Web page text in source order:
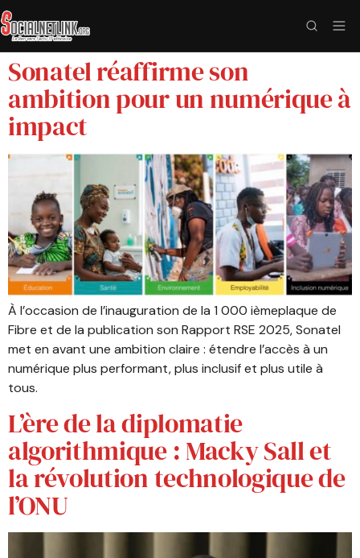
Sonatel réaffirme son
ambition pour un numérique à
impact
À l’occasion de l’inauguration de la 1 000 ièmeplaque de
Fibre et de la publication son Rapport RSE 2025, Sonatel
met en avant une ambition claire : étendre l’accès à un
numérique plus performant, plus inclusif et plus utile à
tous.
L’ère de la diplomatie
algorithmique : Macky Sall et
la révolution technologique de
l’ONU